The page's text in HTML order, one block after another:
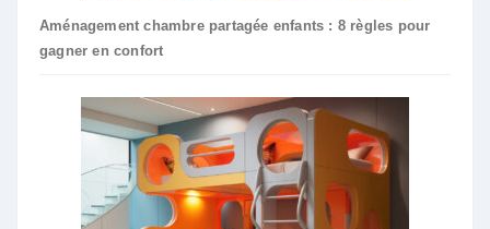
Aménagement chambre partagée enfants : 8 règles pour
gagner en confort